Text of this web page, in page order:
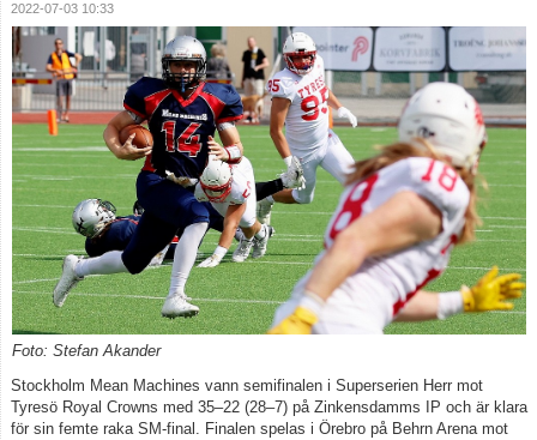
2022-07-03 10:33
Foto: Stefan Akander
Stockholm Mean Machines vann semifinalen i Superserien Herr mot
Tyresö Royal Crowns med 35–22 (28–7) på Zinkensdamms IP och är klara
för sin femte raka SM-final. Finalen spelas i Örebro på Behrn Arena mot